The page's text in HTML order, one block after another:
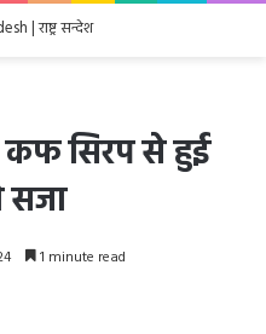
कफ सिरप से हुई
सजा
1 minute read